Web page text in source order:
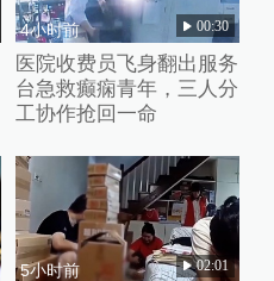
4小时前 00:30
医院收费员飞身翻出服务
台急救癫痫青年，三人分
工协作抢回一命
5小时前 02:01